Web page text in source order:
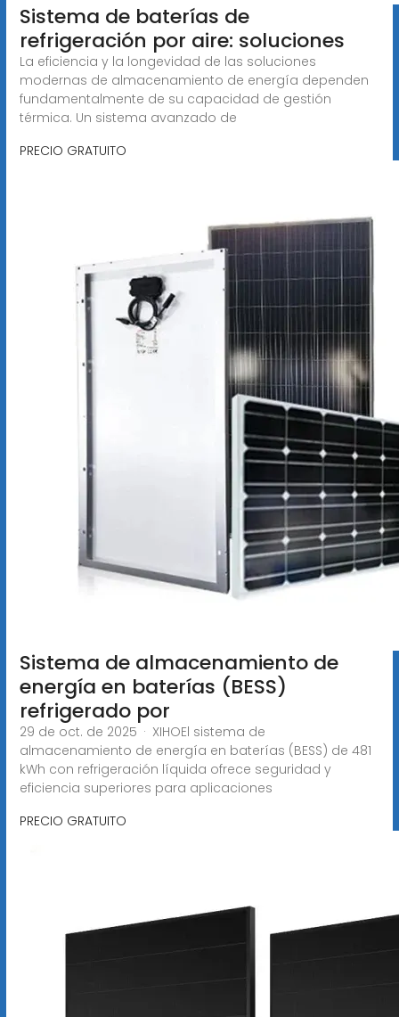
Sistema de baterías de
refrigeración por aire: soluciones
La eficiencia y la longevidad de las soluciones
modernas de almacenamiento de energía dependen
fundamentalmente de su capacidad de gestión
térmica. Un sistema avanzado de
PRECIO GRATUITO
Sistema de almacenamiento de
energía en baterías (BESS)
refrigerado por
29 de oct. de 2025 · XIHOEl sistema de
almacenamiento de energía en baterías (BESS) de 481
kWh con refrigeración líquida ofrece seguridad y
eficiencia superiores para aplicaciones
PRECIO GRATUITO